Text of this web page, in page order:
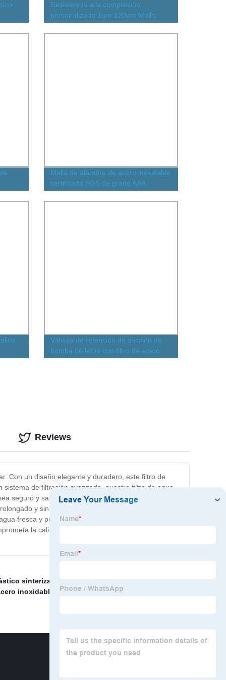
Resistencia a la compresión
personalizada 1um-120um Malla
inoxidable sinterizado de alambre
Malla de alambre de acero inoxidable
certificada SGS de grado AAA
302/304/316L 100 200 300 400 500
600mesh
Válvula de retención de succión de
bomba de latón con filtro de acero
Con un diseño elegante y duradero, este filtro de
de filtración avanzado, nuestro filtro de agua
seguro y saludable para su familia. Además, su
y sin problemas. La instalación y
fresca y pura directamente del grifo, sin la
la calidad de su agua. Obtenga nuestro filtro
Reviews
sinterizado
inoxidable
Colador de succión de acero